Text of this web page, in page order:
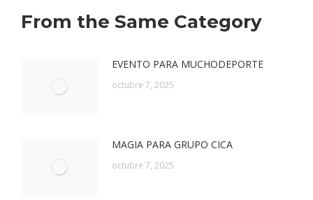
From the Same Category
EVENTO PARA MUCHODEPORTE
octubre 7, 2025
MAGIA PARA GRUPO CICA
octubre 7, 2025